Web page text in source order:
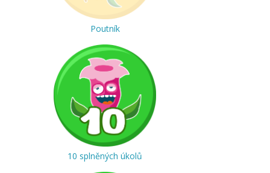
Poutník
10 splněných úkolů